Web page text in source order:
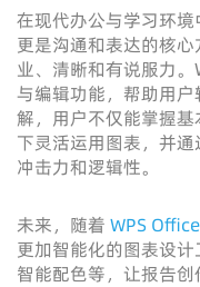
在现代办公与学习环境
更是沟通和表达的核
业、清晰和有说服力
与编辑功能，帮助用
解，用户不仅能掌握
下灵活运用图表，并
冲击力和逻辑性。
未来，随着 WPS Office
更加智能化的图表设计
智能配色等，让报告创